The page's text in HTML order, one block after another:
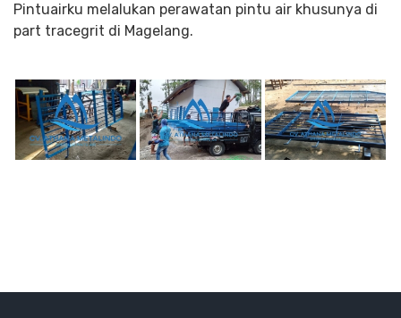
Pintuairku melalukan perawatan pintu air khusunya di
part tracegrit di Magelang.